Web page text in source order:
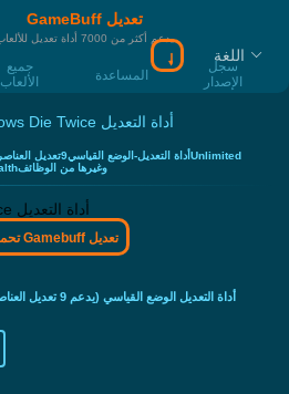
GameBuff تعديل
يدعم أكثر من 7000 أداة تعديل للألعاب
جميع
الألعاب
المساعدة
سجل
الإصدار
اللغة
Sekiro Shadows Die Twice أداة التعديل
Health, Unlimited Guard, Better Stealthوغيرها من الوظائف
تحميل Gamebuff تعديل